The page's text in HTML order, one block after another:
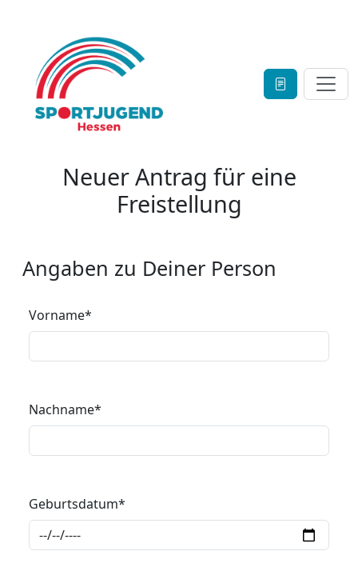
Neuer Antrag für eine
Freistellung
Angaben zu Deiner Person
Vorname*
Nachname*
Geburtsdatum*